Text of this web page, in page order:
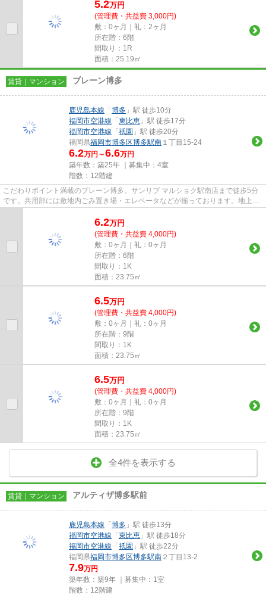
5.2万円
(管理費・共益費 3,000円)
敷：0ヶ月｜礼：2ヶ月
所在階：6階
間取り：1R
面積：25.19㎡
賃貸｜マンション ブレーン博多
鹿児島本線 「博多 」駅 徒歩10分
福岡市空港線 「東比恵 」駅 徒歩17分
福岡市空港線 「祇園 」駅 徒歩20分
福岡県福岡市博多区博多駅南 １丁目15-24
6.2万円～6.6万円
築年数：築25年 ｜募集中： 4室
階数：12階建
こだわりポイント満載のブレーン博多。サンリブ マルショク駅南店まで徒歩5分
です。共用部には敷地内ごみ置き場・エレベータなどが揃っております。地上12
階建てのこの物件なら景色も...
6.2万円
(管理費・共益費 4,000円)
敷：0ヶ月｜礼：0ヶ月
所在階：6階
間取り：1K
面積：23.75㎡
6.5万円
(管理費・共益費 4,000円)
敷：0ヶ月｜礼：0ヶ月
所在階：9階
間取り：1K
面積：23.75㎡
6.5万円
(管理費・共益費 4,000円)
敷：0ヶ月｜礼：0ヶ月
所在階：9階
間取り：1K
面積：23.75㎡
全4件を表示する
賃貸｜マンション アルティザ博多駅前
鹿児島本線 「博多 」駅 徒歩13分
福岡市空港線 「東比恵 」駅 徒歩18分
福岡市空港線 「祇園 」駅 徒歩22分
福岡県福岡市博多区博多駅南 ２丁目13-2
7.9万円
築年数：築9年 ｜募集中： 1室
階数：12階建